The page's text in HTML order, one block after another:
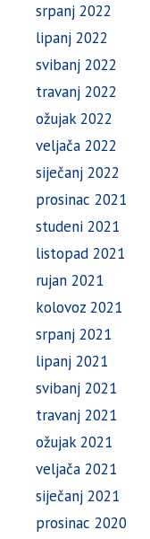
srpanj 2022
lipanj 2022
svibanj 2022
travanj 2022
ožujak 2022
veljača 2022
siječanj 2022
prosinac 2021
studeni 2021
listopad 2021
rujan 2021
kolovoz 2021
srpanj 2021
lipanj 2021
svibanj 2021
travanj 2021
ožujak 2021
veljača 2021
siječanj 2021
prosinac 2020